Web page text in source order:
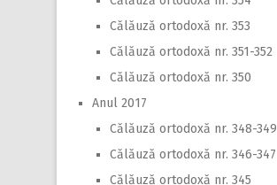
Călăuză ortodoxă nr. 353
Călăuză ortodoxă nr. 351-352
Călăuză ortodoxă nr. 350
Anul 2017
Călăuză ortodoxă nr. 348-349
Călăuză ortodoxă nr. 346-347
Călăuză ortodoxă nr. 345